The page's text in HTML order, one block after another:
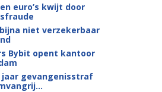
euro’s kwijt door
niet verzekerbaar
Bybit opent kantoor
jaar gevangenisstraf